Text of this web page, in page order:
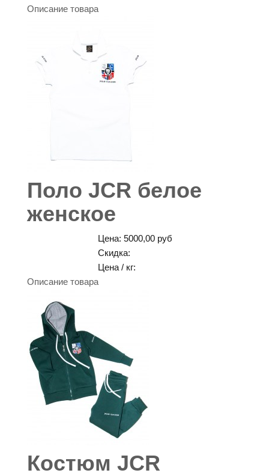
Описание товара
Поло JCR белое
женское
Цена:5000,00 руб
Скидка:
Цена / кг:
Описание товара
Костюм JCR